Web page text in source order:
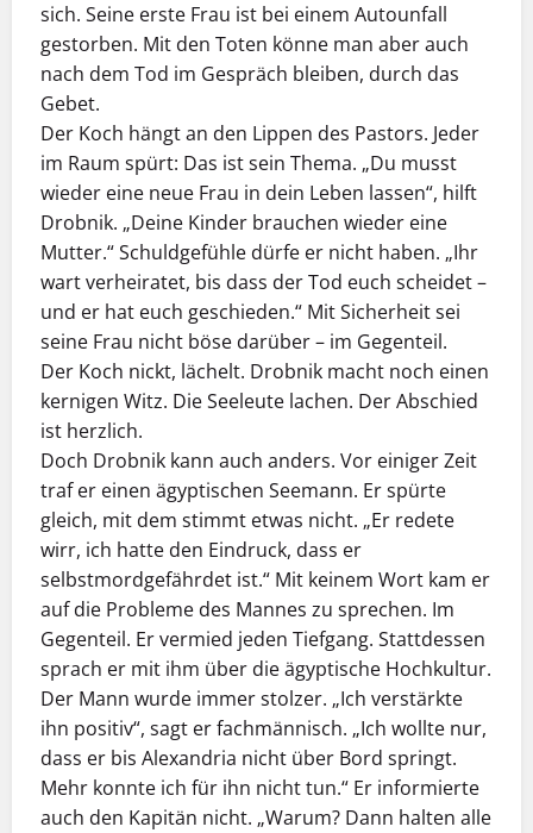
sich. Seine erste Frau ist bei einem Autounfall
gestorben. Mit den Toten könne man aber auch
nach dem Tod im Gespräch bleiben, durch das
Gebet.
Der Koch hängt an den Lippen des Pastors. Jeder
im Raum spürt: Das ist sein Thema. „Du musst
wieder eine neue Frau in dein Leben lassen“, hilft
Drobnik. „Deine Kinder brauchen wieder eine
Mutter.“ Schuldgefühle dürfe er nicht haben. „Ihr
wart verheiratet, bis dass der Tod euch scheidet –
und er hat euch geschieden.“ Mit Sicherheit sei
seine Frau nicht böse darüber – im Gegenteil.
Der Koch nickt, lächelt. Drobnik macht noch einen
kernigen Witz. Die Seeleute lachen. Der Abschied
ist herzlich.
Doch Drobnik kann auch anders. Vor einiger Zeit
traf er einen ägyptischen Seemann. Er spürte
gleich, mit dem stimmt etwas nicht. „Er redete
wirr, ich hatte den Eindruck, dass er
selbstmordgefährdet ist.“ Mit keinem Wort kam er
auf die Probleme des Mannes zu sprechen. Im
Gegenteil. Er vermied jeden Tiefgang. Stattdessen
sprach er mit ihm über die ägyptische Hochkultur.
Der Mann wurde immer stolzer. „Ich verstärkte
ihn positiv“, sagt er fachmännisch. „Ich wollte nur,
dass er bis Alexandria nicht über Bord springt.
Mehr konnte ich für ihn nicht tun.“ Er informierte
auch den Kapitän nicht. „Warum? Dann halten alle